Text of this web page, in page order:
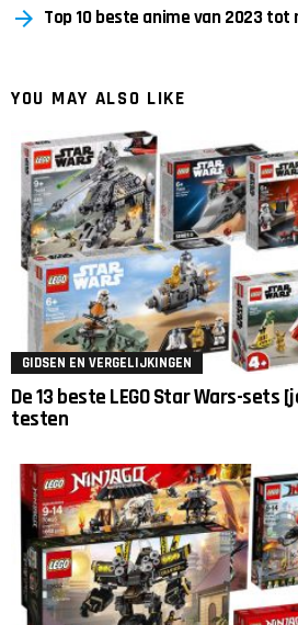
Top 10 beste anime van 2023 tot
YOU MAY ALSO LIKE
GIDSEN EN VERGELIJKINGEN
De 13 beste LEGO Star Wars-sets
testen